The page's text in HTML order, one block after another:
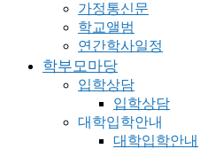
가정통신문
학교앨범
연간학사일정
학부모마당
입학상담
입학상담
대학입학안내
대학입학안내